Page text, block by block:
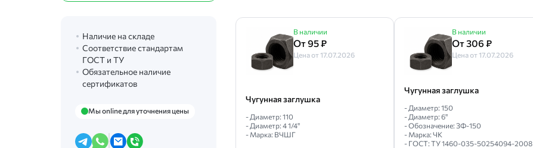
Наличие на складе
Соответствие стандартам
ГОСТ и ТУ
Обязательное наличие
сертификатов
Мы online для уточнения цены
В наличии
От 95 ₽
Цена от 17.07.2026
Чугунная заглушка
- Диаметр: 110
- Диаметр: 4 1/4"
- Марка: ВЧШГ
В наличии
От 306 ₽
Цена от 17.07.2026
Чугунная заглушка
- Диаметр: 150
- Диаметр: 6"
- Обозначение: ЗФ-150
- Марка: ЧК
- ГОСТ: ТУ 1460-035-50254094-2008